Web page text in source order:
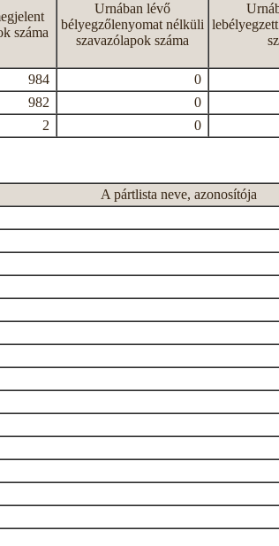
száma
Urnában lévő
bélyegzőlenyomat nélküli
szavazólapok száma
984 0
982 0
2 0
A pártlista neve, azonosítója